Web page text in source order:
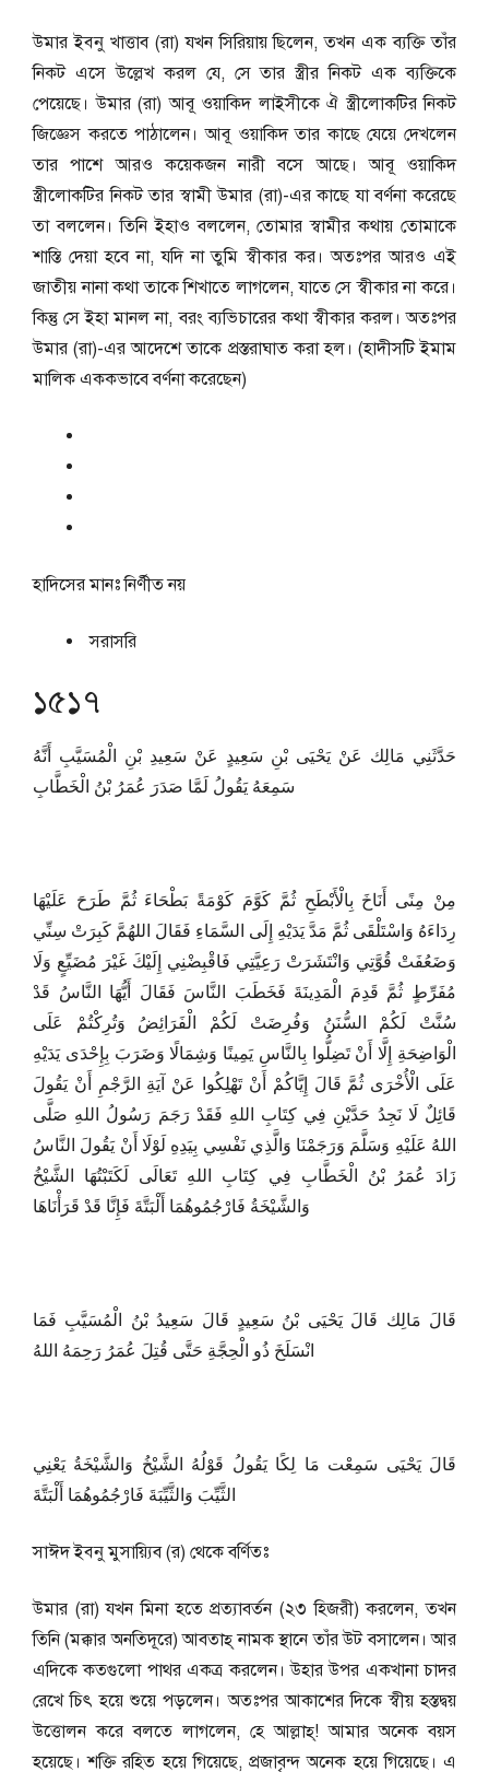
উমার ইব্নু খাত্তাব (রা) যখন সিরিয়ায় ছিলেন, তখন এক ব্যক্তি তাঁর
নিকট এসে উল্লেখ করল যে, সে তার স্ত্রীর নিকট এক ব্যক্তিকে
পেয়েছে। উমার (রা) আবূ ওয়াকিদ লাইসীকে ঐ স্ত্রীলোকটির নিকট
জিজ্ঞেস করতে পাঠালেন। আবূ ওয়াকিদ তার কাছে যেয়ে দেখলেন
তার পাশে আরও কয়েকজন নারী বসে আছে। আবূ ওয়াকিদ
স্ত্রীলোকটির নিকট তার স্বামী উমার (রা)-এর কাছে যা বর্ণনা করেছে
তা বললেন। তিনি ইহাও বললেন, তোমার স্বামীর কথায় তোমাকে
শাস্তি দেয়া হবে না, যদি না তুমি স্বীকার কর। অতঃপর আরও এই
জাতীয় নানা কথা তাকে শিখাতে লাগলেন, যাতে সে স্বীকার না করে।
কিন্তু সে ইহা মানল না, বরং ব্যভিচারের কথা স্বীকার করল। অতঃপর
উমার (রা)-এর আদেশে তাকে প্রস্তরাঘাত করা হল। (হাদীসটি ইমাম
মালিক এককভাবে বর্ণনা করেছেন)
হাদিসের মানঃনির্ণীত নয়
সরাসরি
১৫১৭
حَدَّثَنِي مَالِك عَنْ يَحْيَى بْنِ سَعِيدٍ عَنْ سَعِيدِ بْنِ الْمُسَيَّبِ أَنَّهُ
سَمِعَهُ يَقُولُ لَمَّا صَدَرَ عُمَرُ بْنُ الْخَطَّابِ
مِنْ مِنًى أَنَاخَ بِالْأَبْطَحِ ثُمَّ كَوَّمَ كَوْمَةً بَطْحَاءَ ثُمَّ طَرَحَ عَلَيْهَا
رِدَاءَهُ وَاسْتَلْقَى ثُمَّ مَدَّ يَدَيْهِ إِلَى السَّمَاءِ فَقَالَ اللهُمَّ كَبِرَتْ سِنِّي
وَضَعُفَتْ قُوَّتِي وَانْتَشَرَتْ رَعِيَّتِي فَاقْبِضْنِي إِلَيْكَ غَيْرَ مُضَيِّعٍ وَلَا
مُفَرِّطٍ ثُمَّ قَدِمَ الْمَدِينَةَ فَخَطَبَ النَّاسَ فَقَالَ أَيُّهَا النَّاسُ قَدْ
سُنَّتْ لَكُمْ السُّنَنُ وَفُرِضَتْ لَكُمْ الْفَرَائِضُ وَتُرِكْتُمْ عَلَى
الْوَاضِحَةِ إِلَّا أَنْ تَضِلُّوا بِالنَّاسِ يَمِينًا وَشِمَالًا وَضَرَبَ بِإِحْدَى يَدَيْهِ
عَلَى الْأُخْرَى ثُمَّ قَالَ إِيَّاكُمْ أَنْ تَهْلِكُوا عَنْ آيَةِ الرَّجْمِ أَنْ يَقُولَ
قَائِلٌ لَا نَجِدُ حَدَّيْنِ فِي كِتَابِ اللهِ فَقَدْ رَجَمَ رَسُولُ اللهِ صَلَّى
اللهُ عَلَيْهِ وَسَلَّمَ وَرَجَمْنَا وَالَّذِي نَفْسِي بِيَدِهِ لَوْلَا أَنْ يَقُولَ النَّاسُ
زَادَ عُمَرُ بْنُ الْخَطَّابِ فِي كِتَابِ اللهِ تَعَالَى لَكَتَبْتُهَا الشَّيْخُ
وَالشَّيْخَةُ فَارْجُمُوهُمَا أَلْبَتَّةَ فَإِنَّا قَدْ قَرَأْنَاهَا
قَالَ مَالِك قَالَ يَحْيَى بْنُ سَعِيدٍ قَالَ سَعِيدُ بْنُ الْمُسَيَّبِ فَمَا
انْسَلَخَ ذُو الْحِجَّةِ حَتَّى قُتِلَ عُمَرُ رَحِمَهُ اللهُ
قَالَ يَحْيَى سَمِعْت مَا لِكًا يَقُولُ قَوْلُهُ الشَّيْخُ وَالشَّيْخَةُ يَعْنِي
الثَّيِّبَ وَالثَّيِّبَةَ فَارْجُمُوهُمَا أَلْبَتَّةَ
সাঈদ ইব্নু মুসায়্যিব (র) থেকে বর্ণিতঃ
উমার (রা) যখন মিনা হতে প্রত্যাবর্তন (২৩ হিজরী) করলেন, তখন
তিনি (মক্কার অনতিদূরে) আবতাহ্ নামক স্থানে তাঁর উট বসালেন। আর
এদিকে কতগুলো পাথর একত্র করলেন। উহার উপর একখানা চাদর
রেখে চিৎ হয়ে শুয়ে পড়লেন। অতঃপর আকাশের দিকে স্বীয় হস্তদ্বয়
উত্তোলন করে বলতে লাগলেন, হে আল্লাহ্! আমার অনেক বয়স
হয়েছে। শক্তি রহিত হয়ে গিয়েছে, প্রজাবৃন্দ অনেক হয়ে গিয়েছে। এ